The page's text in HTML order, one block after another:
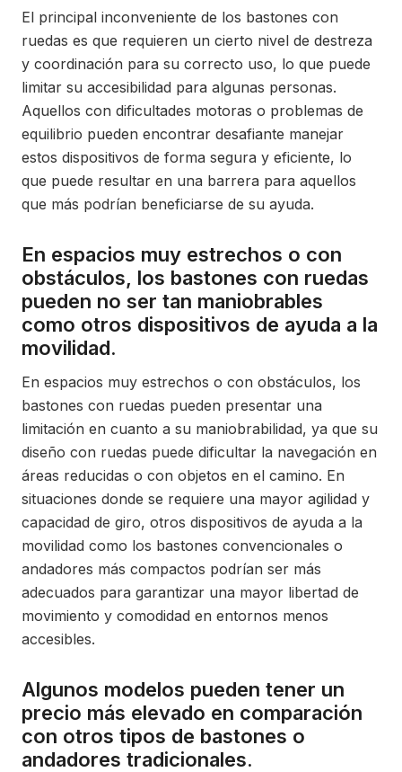
El principal inconveniente de los bastones con
ruedas es que requieren un cierto nivel de destreza
y coordinación para su correcto uso, lo que puede
limitar su accesibilidad para algunas personas.
Aquellos con dificultades motoras o problemas de
equilibrio pueden encontrar desafiante manejar
estos dispositivos de forma segura y eficiente, lo
que puede resultar en una barrera para aquellos
que más podrían beneficiarse de su ayuda.
En espacios muy estrechos o con
obstáculos, los bastones con ruedas
pueden no ser tan maniobrables
como otros dispositivos de ayuda a la
movilidad.
En espacios muy estrechos o con obstáculos, los
bastones con ruedas pueden presentar una
limitación en cuanto a su maniobrabilidad, ya que su
diseño con ruedas puede dificultar la navegación en
áreas reducidas o con objetos en el camino. En
situaciones donde se requiere una mayor agilidad y
capacidad de giro, otros dispositivos de ayuda a la
movilidad como los bastones convencionales o
andadores más compactos podrían ser más
adecuados para garantizar una mayor libertad de
movimiento y comodidad en entornos menos
accesibles.
Algunos modelos pueden tener un
precio más elevado en comparación
con otros tipos de bastones o
andadores tradicionales.